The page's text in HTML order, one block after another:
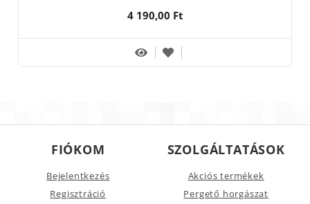
4 190,00 Ft
FIÓKOM
Bejelentkezés
Regisztráció
SZOLGÁLTATÁSOK
Akciós termékek
Pergető horgászat